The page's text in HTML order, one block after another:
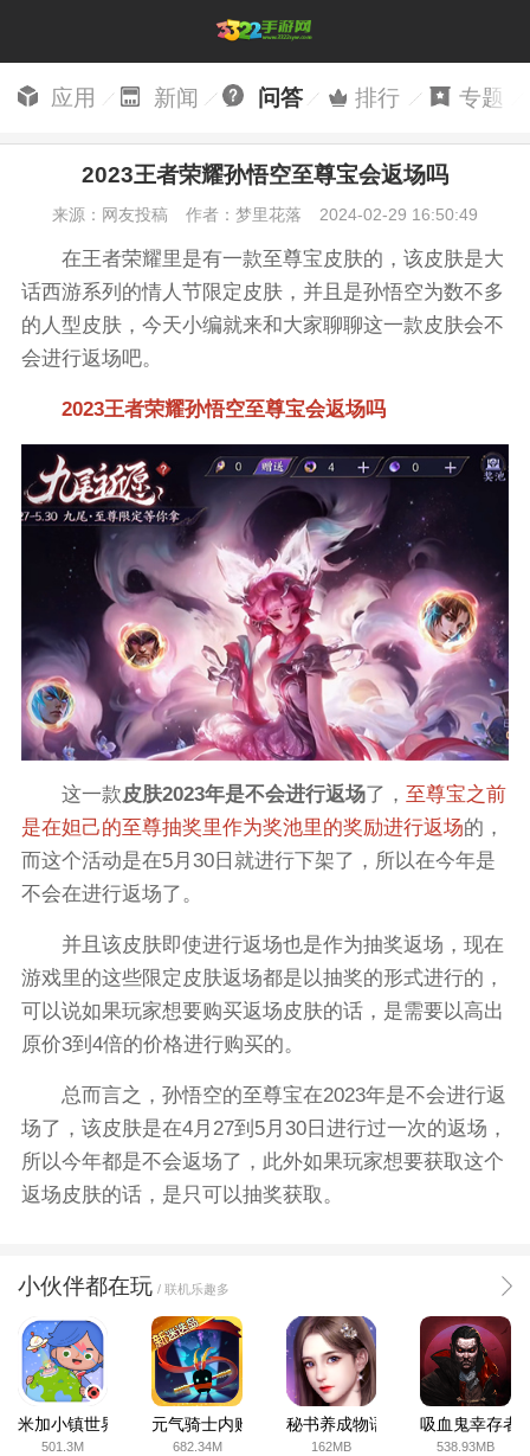
应用 新闻 问答 排行 专题
2023王者荣耀孙悟空至尊宝会返场吗
来源：网友投稿 作者：梦里花落 2024-02-29 16:50:49
在王者荣耀里是有一款至尊宝皮肤的，该皮肤是大
话西游系列的情人节限定皮肤，并且是孙悟空为数不多
的人型皮肤，今天小编就来和大家聊聊这一款皮肤会不
会进行返场吧。
2023王者荣耀孙悟空至尊宝会返场吗
这一款皮肤2023年是不会进行返场了， 至尊宝之前
是在妲己的至尊抽奖里作为奖池里的奖励进行返场的，
而这个活动是在5月30日就进行下架了，所以在今年是
不会在进行返场了。
并且该皮肤即使进行返场也是作为抽奖返场，现在
游戏里的这些限定皮肤返场都是以抽奖的形式进行的，
可以说如果玩家想要购买返场皮肤的话，是需要以高出
原价3到4倍的价格进行购买的。
总而言之，孙悟空的至尊宝在2023年是不会进行返
场了，该皮肤是在4月27到5月30日进行过一次的返场，
所以今年都是不会返场了，此外如果玩家想要获取这个
返场皮肤的话，是只可以抽奖获取。
小伙伴都在玩 / 联机乐趣多
米加小镇世界2025官方版
501.3M
元气骑士内购破解版
682.34M
秘书养成物语
162MB
吸血鬼幸存者
538.93MB